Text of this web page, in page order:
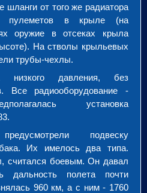
шланги от того же радиатора
пулеметов в крыле (на
оружие в отсеках крыла
На стволы крыльевых
трубы-чехлы.
низкого давления, без
Все радиооборудование -
установка
подвеску
Их имелось два типа.
считался боевым. Он давал
дальность полета почти
960 км, а с ним - 1760